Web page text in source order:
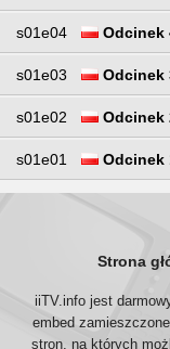
s01e04 Odcinek
s01e03 Odcinek
s01e02 Odcinek
s01e01 Odcinek
Strona
iiTV.info jest
embed
stron, na których